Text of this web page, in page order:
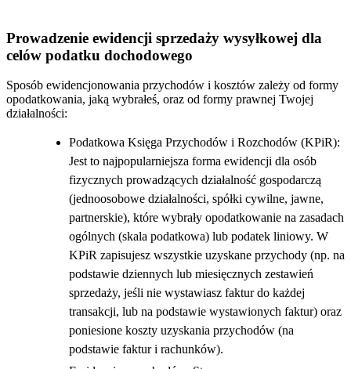
Prowadzenie ewidencji sprzedaży wysyłkowej dla
celów podatku dochodowego
Sposób ewidencjonowania przychodów i kosztów zależy od formy
opodatkowania, jaką wybrałeś, oraz od formy prawnej Twojej
działalności:
Podatkowa Księga Przychodów i Rozchodów (KPiR):
Jest to najpopularniejsza forma ewidencji dla osób
fizycznych prowadzących działalność gospodarczą
(jednoosobowe działalności, spółki cywilne, jawne,
partnerskie), które wybrały opodatkowanie na zasadach
ogólnych (skala podatkowa) lub podatek liniowy. W
KPiR zapisujesz wszystkie uzyskane przychody (np. na
podstawie dziennych lub miesięcznych zestawień
sprzedaży, jeśli nie wystawiasz faktur do każdej
transakcji, lub na podstawie wystawionych faktur) oraz
poniesione koszty uzyskania przychodów (na
podstawie faktur i rachunków).